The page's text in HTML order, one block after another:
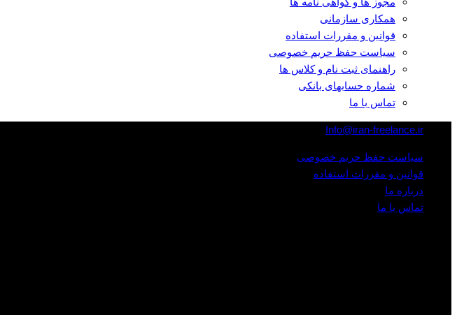
همکاری سازمانی
قوانین و مقررات استفاده
سیاست حفظ حریم خصوصی
راهنمای ثبت نام و کلاس ها
شماره حسابهای بانکی
تماس با ما
Info@iran-freelance.ir
سیاست حفظ حریم خصوصی
قوانین و مقررات استفاده
درباره ما
تماس با ما